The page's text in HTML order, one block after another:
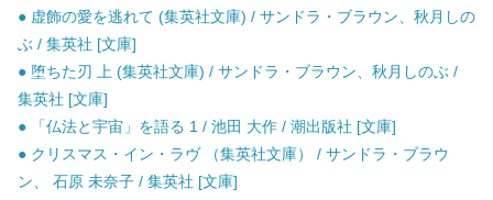
● 虚飾の愛を逃れて (集英社文庫) / サンドラ・ブラウン、秋月しの
ぶ / 集英社 [文庫]
● 堕ちた刃 上 (集英社文庫) / サンドラ・ブラウン、秋月しのぶ /
集英社 [文庫]
● 「仏法と宇宙」を語る 1 / 池田 大作 / 潮出版社 [文庫]
● クリスマス・イン・ラヴ （集英社文庫） / サンドラ・ブラウ
ン、 石原 未奈子 / 集英社 [文庫]